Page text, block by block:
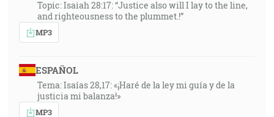
Topic: Isaiah 28:17: “Justice also will I lay to the line,
and righteousness to the plummet.!”
MP3
ESPAÑOL
Tema: Isaías 28,17: «¡Haré de la ley mi guía y de la
justicia mi balanza!»
MP3